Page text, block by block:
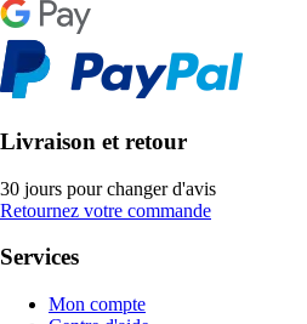
Livraison et retour
30 jours pour changer d'avis
Retournez votre commande
Services
Mon compte